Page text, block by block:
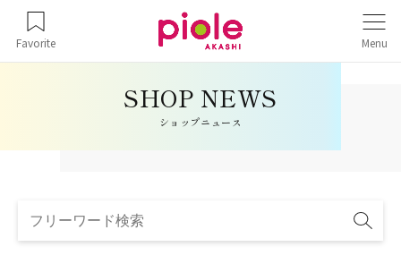
Favorite Menu
ショップニュース